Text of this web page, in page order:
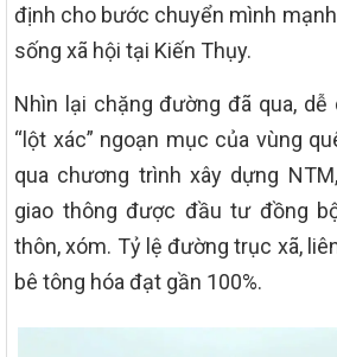
định cho bước chuyển mình
sống xã hội tại Kiến Thụy.
Nhìn lại chặng đường đã qua,
“lột xác” ngoạn mục của vùng
qua chương trình xây dựng
giao thông được đầu tư đồng
thôn, xóm. Tỷ lệ đường trục xã,
bê tông hóa đạt gần 100%.